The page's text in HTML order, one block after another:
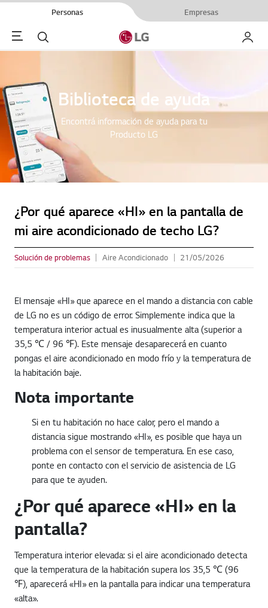
Personas Empresas
Menu Buscar My LG
Biblioteca de ayuda
Encontrá información de ayuda para tu
Producto LG
¿Por qué aparece «HI» en la pantalla de
mi aire acondicionado de techo LG?
Solución de problemas Aire Acondicionado 21/05/2026
El mensaje «HI» que aparece en el mando a distancia con cable
de LG no es un código de error. Simplemente indica que la
temperatura interior actual es inusualmente alta (superior a
35,5 ℃ / 96 ℉). Este mensaje desaparecerá en cuanto
pongas el aire acondicionado en modo frío y la temperatura de
la habitación baje.
Nota importante
Si en tu habitación no hace calor, pero el mando a
distancia sigue mostrando «HI», es posible que haya un
problema con el sensor de temperatura. En ese caso,
ponte en contacto con el servicio de asistencia de LG
para que te ayuden.
¿Por qué aparece «HI» en la
pantalla?
Temperatura interior elevada: si el aire acondicionado detecta
que la temperatura de la habitación supera los 35,5 ℃ (96
℉), aparecerá «HI» en la pantalla para indicar una temperatura
«alta».